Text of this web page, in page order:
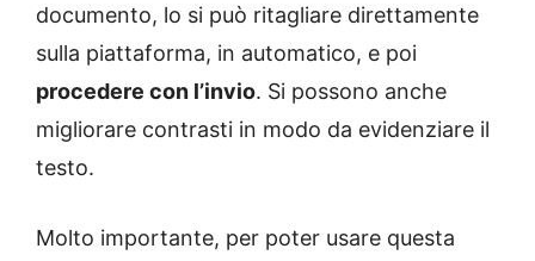
documento, lo si può ritagliare direttamente
sulla piattaforma, in automatico, e poi
procedere con l’invio. Si possono anche
migliorare contrasti in modo da evidenziare il
testo.
Molto importante, per poter usare questa